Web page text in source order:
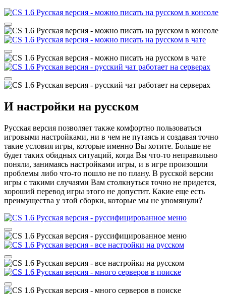
И настройки на русском
Русская версия позволяет также комфортно пользоваться
игровыми настройками, ни в чем не путаясь и создавая точно
такие условия игры, которые именно Вы хотите. Больше не
будет таких обидных ситуаций, когда Вы что-то неправильно
поняли, занимаясь настройками игры, и в игре произошли
проблемы либо что-то пошло не по плану. В русской версии
игры с такими случаями Вам столкнуться точно не придется,
хороший перевод игры этого не допустит. Какие еще есть
преимущества у этой сборки, которые мы не упомянули?